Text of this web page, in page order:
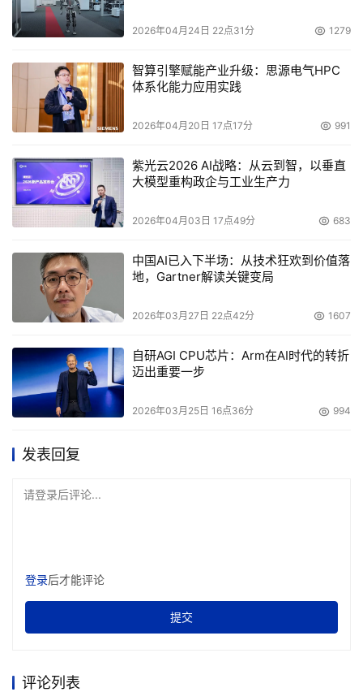
此次事件突显了改进风险管理实践的必要性。加强尽职调
“这次事件是一个警钟，强调了整个行业在网络安全实践中
需要不断适应和改进，”RAH Infotech的CTO Gaurav
Ranade说。
Rakuten Symphony的高级架构师D.R. Goyal倡导在全面发
布之前为选定用户测试更新的机制：“在向整个社区和用户
群体发布之前，应该有一个机制与某些企业的一组用户一起
随着数字化领域的不断发展，确保基于云的系统具有韧性至
关重要。An Idea Global Innovations的创始人Ashis Guha
强调了更广泛的影响：“该事件对全球经济有更广泛的影
响，更长的停机时间和恢复时间将影响生产力和经济。”
行业专家建议采取多项策略以备未来之需，包括分阶段推
出、全面测试和强大的备份系统。
Blockchain公司Qila的联合创始人Siddharth Ugrankar建
CrowdStrike以分阶段方式部署更新，影响会小得多。”
化变更管理流程来加强更新管理。
“加强监控能力、改进针对更新失败的事件响应计划以及培
养主动的供应商关系是关键。”Goswami补充道。
CrowdStrike事件强调了CIO们需要重新审视并强化其云战
2026年04月24日 22点31分 1279
智算引擎赋能产业升级：思源电气HPC
体系化能力应用实践
2026年04月20日 17点17分 991
紫光云2026 AI战略：从云到智，以垂直
大模型重构政企与工业生产力
2026年04月03日 17点49分 683
中国AI已入下半场：从技术狂欢到价值落
地，Gartner解读关键变局
2026年03月27日 22点42分 1607
自研AGI CPU芯片：Arm在AI时代的转折
迈出重要一步
2026年03月25日 16点36分 994
发表回复
请登录后评论...
登录后才能评论
提交
评论列表